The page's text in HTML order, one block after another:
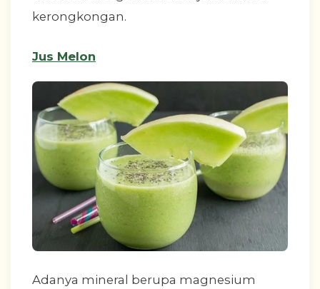
kerongkongan.
Jus Melon
Adanya mineral berupa magnesium